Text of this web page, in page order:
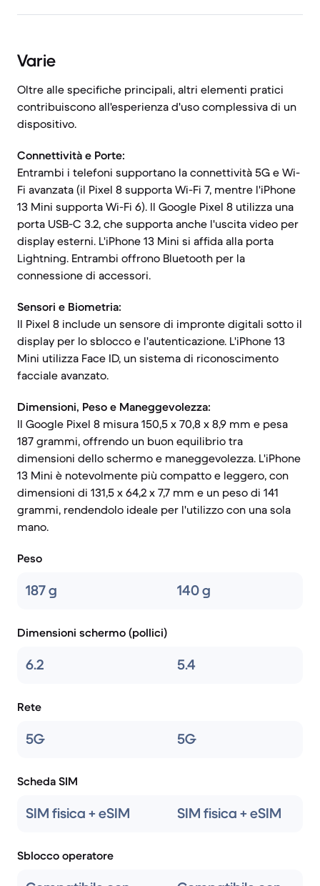
Varie
Oltre alle specifiche principali, altri elementi pratici
contribuiscono all'esperienza d'uso complessiva di un
dispositivo.
Connettività e Porte:
Entrambi i telefoni supportano la connettività 5G e Wi-
Fi avanzata (il Pixel 8 supporta Wi-Fi 7, mentre l'iPhone
13 Mini supporta Wi-Fi 6). Il Google Pixel 8 utilizza una
porta USB-C 3.2, che supporta anche l'uscita video per
display esterni. L'iPhone 13 Mini si affida alla porta
Lightning. Entrambi offrono Bluetooth per la
connessione di accessori.
Sensori e Biometria:
Il Pixel 8 include un sensore di impronte digitali sotto il
display per lo sblocco e l'autenticazione. L'iPhone 13
Mini utilizza Face ID, un sistema di riconoscimento
facciale avanzato.
Dimensioni, Peso e Maneggevolezza:
Il Google Pixel 8 misura 150,5 x 70,8 x 8,9 mm e pesa
187 grammi, offrendo un buon equilibrio tra
dimensioni dello schermo e maneggevolezza. L'iPhone
13 Mini è notevolmente più compatto e leggero, con
dimensioni di 131,5 x 64,2 x 7,7 mm e un peso di 141
grammi, rendendolo ideale per l'utilizzo con una sola
mano.
Peso
187 g 140 g
Dimensioni schermo (pollici)
6.2 5.4
Rete
5G 5G
Scheda SIM
SIM fisica + eSIM SIM fisica + eSIM
Sblocco operatore